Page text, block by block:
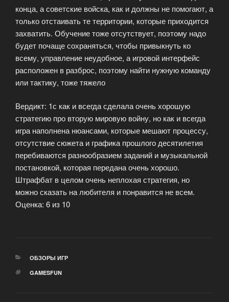
конца, а советские войска, как и должны не помогают, а
только отстаивать те территории, которые приходится
захватить. Обучение тоже отсутствует, поэтому надо
будет почаще сохраняться, чтобы привыкнуть ко
всему, управление неудобное, а игровой интерфейс
расположен в разброс, поэтому найти нужную команду
или тактику, тоже тяжело
Вердикт: 1с как и всегда сделала очень хорошую
стратегию про вторую мировую войну, но как и всегда
игра наполнена нюансами, которые мешают процессу,
отсутствие сюжета и графика прошлого десятилетия
перебиваются разнообразием заданий и музыкальной
постановкой, которая передана очень хорошо.
Штрафбат в целом очень неплохая стратегия, но
можно сказать на любителя и понравится не всем.
Оценка: 6 из 10
РУБРИКИ
ОБЗОРЫ ИГР
МЕТКИ
GAMESFUN